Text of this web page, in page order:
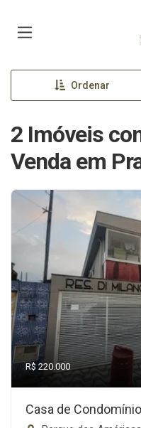
Ordenar
2 Imóveis
Venda em
R$ 220.000
Casa de